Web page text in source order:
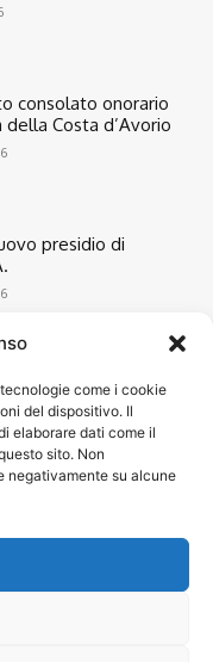
come i cookie
del dispositivo. Il
elaborare dati come il
sito. Non
negativamente su alcune
consolato onorario
Costa d’Avorio
presidio di
13501
7305
4209